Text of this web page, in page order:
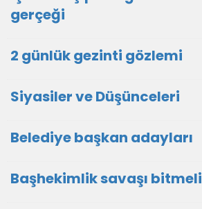
gerçeği
2 günlük gezinti gözlemi
Siyasiler ve Düşünceleri
Belediye başkan adayları
Başhekimlik savaşı bitmeli